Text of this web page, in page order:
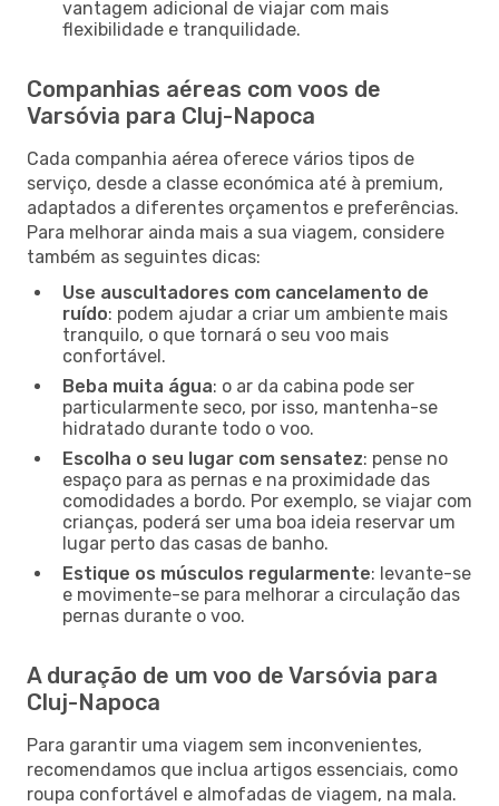
vantagem adicional de viajar com mais
flexibilidade e tranquilidade.
Companhias aéreas com voos de
Varsóvia para Cluj-Napoca
Cada companhia aérea oferece vários tipos de
serviço, desde a classe económica até à premium,
adaptados a diferentes orçamentos e preferências.
Para melhorar ainda mais a sua viagem, considere
também as seguintes dicas:
Use auscultadores com cancelamento de
ruído: podem ajudar a criar um ambiente mais
tranquilo, o que tornará o seu voo mais
confortável.
Beba muita água: o ar da cabina pode ser
particularmente seco, por isso, mantenha-se
hidratado durante todo o voo.
Escolha o seu lugar com sensatez: pense no
espaço para as pernas e na proximidade das
comodidades a bordo. Por exemplo, se viajar com
crianças, poderá ser uma boa ideia reservar um
lugar perto das casas de banho.
Estique os músculos regularmente: levante-se
e movimente-se para melhorar a circulação das
pernas durante o voo.
A duração de um voo de Varsóvia para
Cluj-Napoca
Para garantir uma viagem sem inconvenientes,
recomendamos que inclua artigos essenciais, como
roupa confortável e almofadas de viagem, na mala.